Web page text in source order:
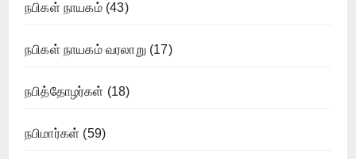
நபிகள் நாயகம்(43)
நபிகள் நாயகம் வரலாறு (17)
நபித்தோழர்கள் (18)
நபிமார்கள் (59)